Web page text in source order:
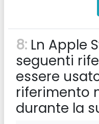
8: Ln Apple
seguenti
essere
riferimento
durante la